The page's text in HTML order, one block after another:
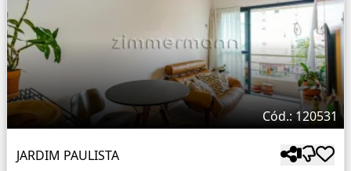
Cód.: 120531
JARDIM PAULISTA